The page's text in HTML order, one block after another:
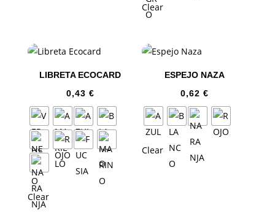
Clear
LIBRETA ECOCARD
0,43 €
Clear
ESPEJO NAZA
0,62€
Clear